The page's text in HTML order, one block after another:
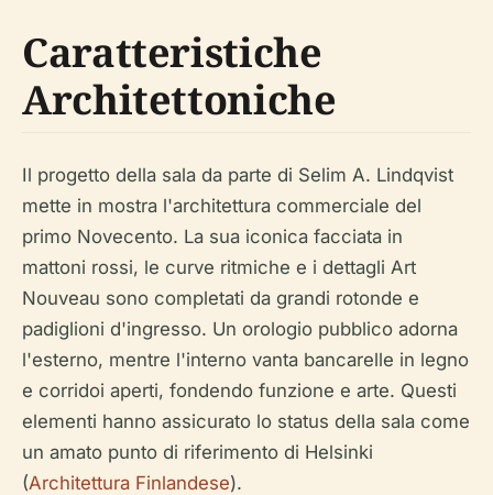
Caratteristiche
Architettoniche
Il progetto della sala da parte di Selim A. Lindqvist
mette in mostra l'architettura commerciale del
primo Novecento. La sua iconica facciata in
mattoni rossi, le curve ritmiche e i dettagli Art
Nouveau sono completati da grandi rotonde e
padiglioni d'ingresso. Un orologio pubblico adorna
l'esterno, mentre l'interno vanta bancarelle in legno
e corridoi aperti, fondendo funzione e arte. Questi
elementi hanno assicurato lo status della sala come
un amato punto di riferimento di Helsinki
(Architettura Finlandese).